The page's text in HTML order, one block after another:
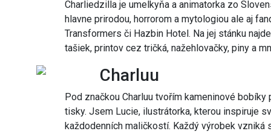
Charliedzilla je umelkyňa a animatorka zo
hlavne prirodou, horrorom a mytologiou ale aj
Transformers či Hazbin Hotel. Na jej stánku
tašiek, printov cez tričká, nažehlovačky, piny a
Charluu
Pod značkou Charluu tvořím kameninové
tisky. Jsem Lucie, ilustrátorka, kterou inspiruje
každodenních maličkostí. Každý výrobek vzniká